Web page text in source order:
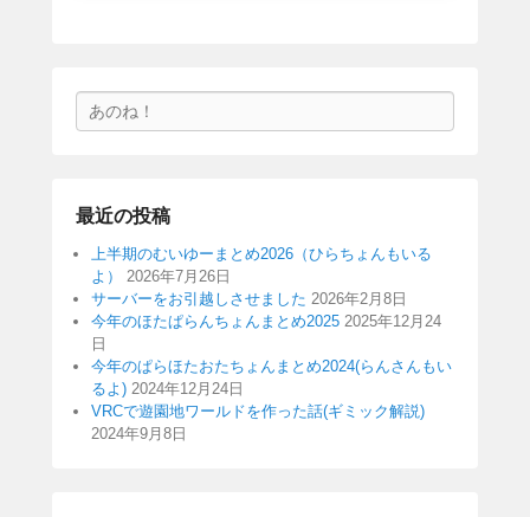
索
最近の投稿
上半期のむいゆーまとめ2026（ひらちょんもいる
よ）
2026年7月26日
サーバーをお引越しさせました 2026年2月8日
今年のほたぱらんちょんまとめ2025 2025年12月24
日
今年のぱらほたおたちょんまとめ2024(らんさんもい
るよ) 2024年12月24日
VRCで遊園地ワールドを作った話(ギミック解説)
2024年9月8日